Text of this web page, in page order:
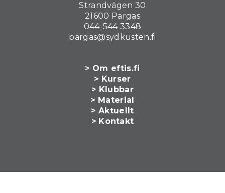
Strandvägen 30
21600 Pargas
044-544 3348
pargas@sydkusten.fi
> Om eftis.fi
> Kurser
> Klubbar
> Material
> Aktuellt
> Kontakt